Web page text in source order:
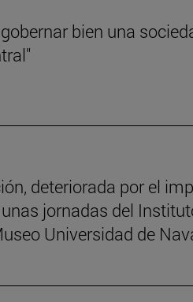
bien una
deteriorada por el
jornadas del
Universidad de